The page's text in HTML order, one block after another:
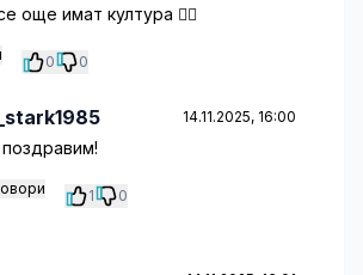
още имат култура 🤦‍♂️
0 0
14.11.2025, 16:00
1 0